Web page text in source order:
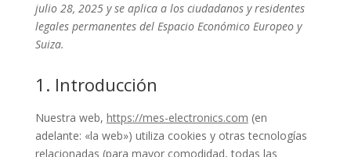
julio 28, 2025 y se aplica a los ciudadanos y residentes
legales permanentes del Espacio Económico Europeo y
Suiza.
1. Introducción
Nuestra web, https://mes-electronics.com (en
adelante: «la web») utiliza cookies y otras tecnologías
relacionadas (para mayor comodidad, todas las